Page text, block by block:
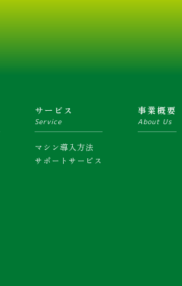
サービス
Service
マシン導入方法
サポートサービス
事業概要
About Us